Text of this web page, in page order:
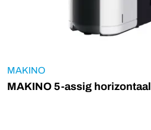
MAKINO
MAKINO 5-assig horizontaal